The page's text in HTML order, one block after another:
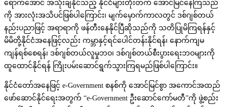
ရောက်အောင် အသုံးချနိုင်သည့် နိုင်ငံများတိုးတက် အောင်မြင်နေကြသည်
ကို အားလုံးအသိပင်ဖြစ်ပါကြောင်း၊ မျက်မှောက်ကာလတွင် ဒစ်ဂျစ်တယ်
နည်းပညာဖြင့် အရာရာကို ဖန်တီးနေနိုင်ပြီဆိုသည်ကို သတိပြုမိကြရန်နှင့်
မိမိတို့နိုင်ငံအနေဖြင့်လည်း ကမ္ဘာနှင့်ရင်ပေါင်တန်းနိုင်ရန်၊ နောက်ကျမ
ကျန်ရစ်စေရန်၊ ဒစ်ဂျစ်တယ်လူမှုဘဝ၊ ဒစ်ဂျစ်တယ်စီးပွားရေးဘဝများကို
ထူထောင်နိုင်ရန် ကြိုးပမ်းဆောင်ရွက်သွားကြရမည်ဖြစ်ပါကြောင်း။
နိုင်ငံတော်အနေဖြင့် e-Government စနစ်ကို အောင်မြင်စွာ အကောင်အထည်
ဖော်ဆောင်နိုင်ရေးအတွက် “e-Government ဦးဆောင်ကော်မတီ”ကို ဖွဲ့စည်း